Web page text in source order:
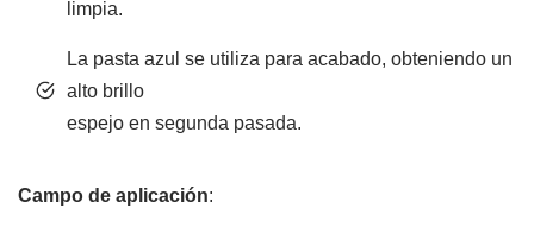
limpia.
La pasta azul se utiliza para acabado, obteniendo un
alto brillo
espejo en segunda pasada.
Campo de aplicación: